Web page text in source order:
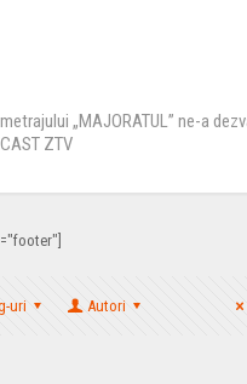
„MAJORATUL” ne-a
ZTV
uri Autori